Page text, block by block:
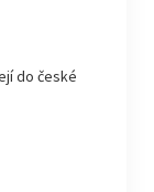
do české